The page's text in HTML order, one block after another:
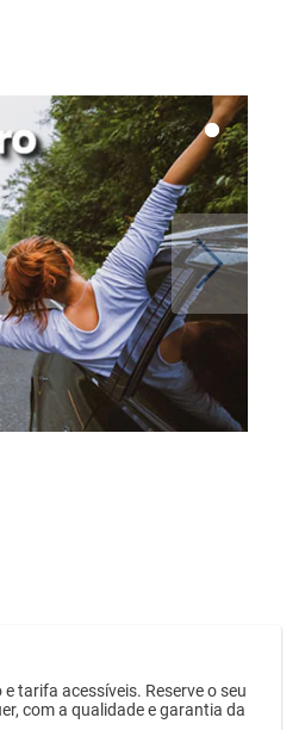
tarifa acessíveis. Reserve o seu
com a qualidade e garantia da